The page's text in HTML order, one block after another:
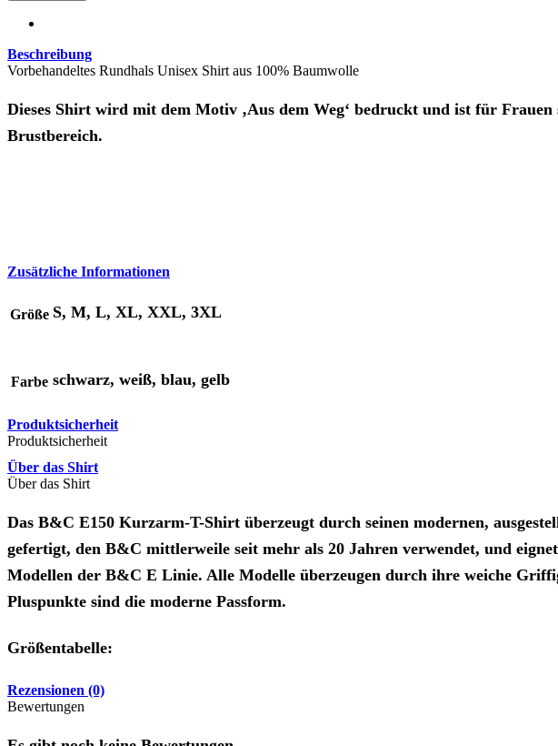
Beschreibung
Vorbehandeltes Rundhals Unisex Shirt aus 100% Baumwolle
Dieses Shirt wird mit dem Motiv ‚Aus dem Weg‘ bedruckt und ist für
Brustbereich.
Zusätzliche Informationen
Größe S, M, L, XL, XXL, 3XL
Farbe schwarz, weiß, blau, gelb
Produktsicherheit
Produktsicherheit
Über das Shirt
Über das Shirt
Das B&C E150 Kurzarm-T-Shirt überzeugt durch seinen modernen,
gefertigt, den B&C mittlerweile seit mehr als 20 Jahren verwendet, und
Modellen der B&C E Linie. Alle Modelle überzeugen durch ihre weiche
Pluspunkte sind die moderne Passform.
Größentabelle:
Rezensionen (0)
Bewertungen